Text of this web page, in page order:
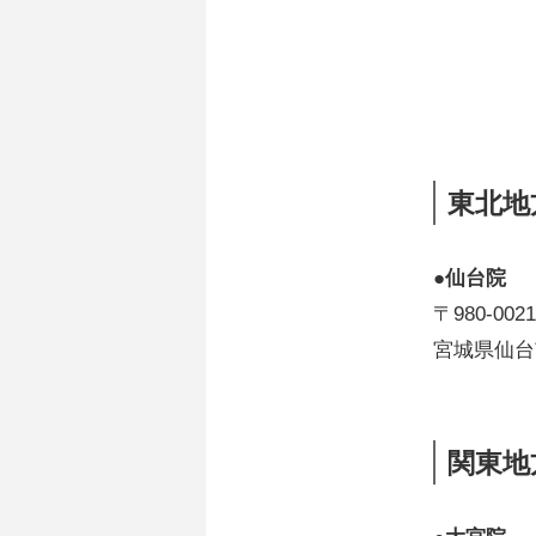
東北
●仙台院
〒980-0021
宮城県仙
関東